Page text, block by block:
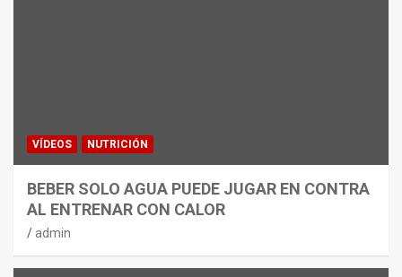
VÍDEOS NUTRICIÓN
BEBER SOLO AGUA PUEDE JUGAR EN CONTRA
AL ENTRENAR CON CALOR
admin